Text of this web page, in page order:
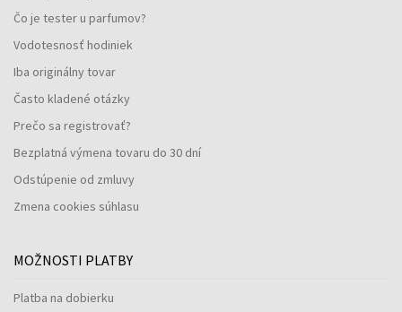
Čo je tester u parfumov?
Vodotesnosť hodiniek
Iba originálny tovar
Často kladené otázky
Prečo sa registrovať?
Bezplatná výmena tovaru do 30 dní
Odstúpenie od zmluvy
Zmena cookies súhlasu
MOŽNOSTI PLATBY
Platba na dobierku